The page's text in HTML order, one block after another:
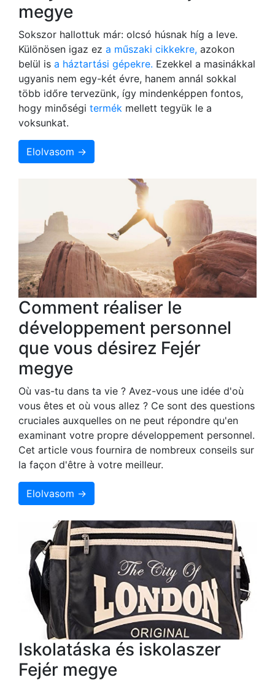
megye
Sokszor hallottuk már: olcsó húsnak híg a leve.
Különösen igaz ez a műszaki cikkekre, azokon
belül is a háztartási gépekre. Ezekkel a masinákkal
ugyanis nem egy-két évre, hanem annál sokkal
több időre tervezünk, így mindenképpen fontos,
hogy minőségi termék mellett tegyük le a
voksunkat.
Elolvasom →
Comment réaliser le
développement personnel
que vous désirez Fejér
megye
Où vas-tu dans ta vie ? Avez-vous une idée d'où
vous êtes et où vous allez ? Ce sont des questions
cruciales auxquelles on ne peut répondre qu'en
examinant votre propre développement personnel.
Cet article vous fournira de nombreux conseils sur
la façon d'être à votre meilleur.
Elolvasom →
Iskolatáska és iskolaszer
Fejér megye